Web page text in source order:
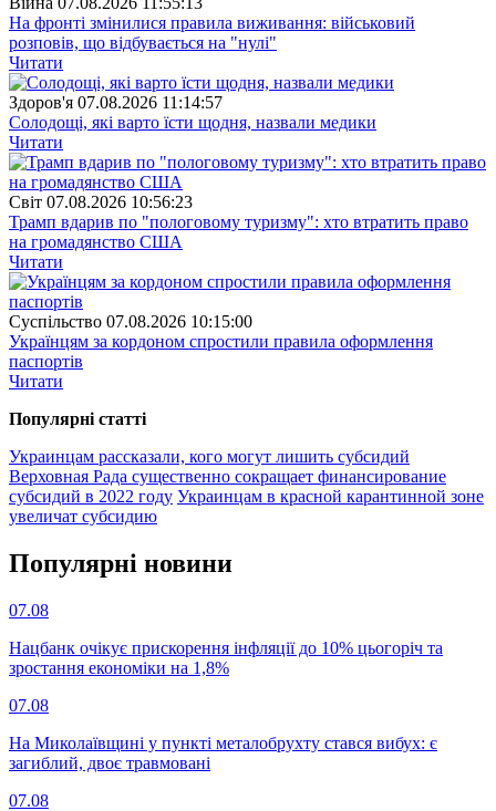
На фронті змінилися правила виживання: військовий
розповів, що відбувається на "нулі"
Читати
Здоров'я 07.08.2026 11:14:57
Солодощі, які варто їсти щодня, назвали медики
Читати
Свiт 07.08.2026 10:56:23
Трамп вдарив по "пологовому туризму": хто втратить право
на громадянство США
Читати
Суспiльство 07.08.2026 10:15:00
Українцям за кордоном спростили правила оформлення
паспортів
Читати
Популярнi статтi
Украинцам рассказали, кого могут лишить субсидий
Верховная Рада существенно сокращает финансирование
субсидий в 2022 году Украинцам в красной карантинной зоне
увеличат субсидию
Популярнi новини
07.08
Нацбанк очікує прискорення інфляції до 10% цьогоріч та
зростання економіки на 1,8%
07.08
На Миколаївщині у пункті металобрухту стався вибух: є
загиблий, двоє травмовані
07.08